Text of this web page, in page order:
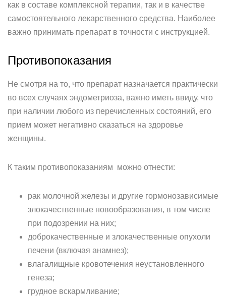
как в составе комплексной терапии, так и в качестве
самостоятельного лекарственного средства. Наиболее
важно принимать препарат в точности с инструкцией.
Противопоказания
Не смотря на то, что препарат назначается практически
во всех случаях эндометриоза, важно иметь ввиду, что
при наличии любого из перечисленных состояний, его
прием может негативно сказаться на здоровье
женщины.
К таким противопоказаниям можно отнести:
рак молочной железы и другие гормонозависимые
злокачественные новообразования, в том числе
при подозрении на них;
доброкачественные и злокачественные опухоли
печени (включая анамнез);
влагалищные кровотечения неустановленного
генеза;
грудное вскармливание;